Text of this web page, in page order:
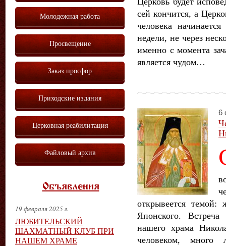
сей кончится, а
человека
недели, не через
именно с момента
является чудом…
6
открывеется темой:
Японского.
нашего храма
человеком, много
Молодежная работа
Просвещение
Заказ просфор
Приходские издания
Церковная реабилитация
Файловый архив
Объявления
19 февраля 2025 г.
ЛЮБИТЕЛЬСКИЙ
ШАХМАТНЫЙ КЛУБ ПРИ
НАШЕМ ХРАМЕ